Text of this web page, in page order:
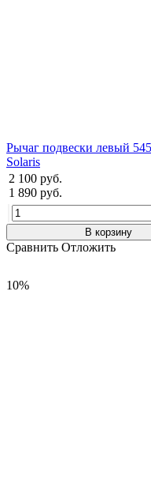
Рычаг подвески левый
Solaris
2 100 руб.
1 890 руб.
В корзину
Сравнить Отложить
10%